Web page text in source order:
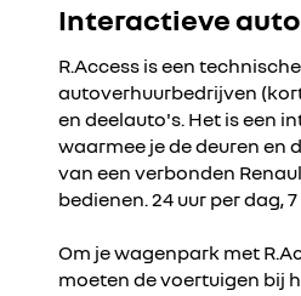
Interactieve auto
R.Access is een
autoverhuurbedrijven
en deelauto's. Het is een
waarmee je de deuren en
van een verbonden
bedienen. 24 uur per dag,
Om je wagenpark met
moeten de voertuigen bij